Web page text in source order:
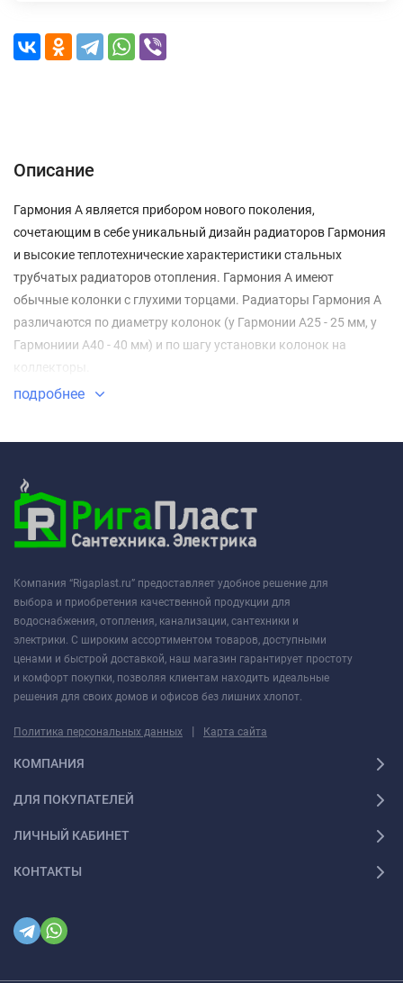
Описание
Гармония А является прибором нового поколения,
сочетающим в себе уникальный дизайн радиаторов Гармония
и высокие теплотехнические характеристики стальных
трубчатых радиаторов отопления. Гармония А имеют
обычные колонки с глухими торцами. Радиаторы Гармония А
различаются по диаметру колонок (у Гармонии А25 - 25 мм, у
Гармониии А40 - 40 мм) и по шагу установки колонок на
коллекторы.
подробнее
Компания “Rigaplast.ru” предоставляет удобное решение для
выбора и приобретения качественной продукции для
водоснабжения, отопления, канализации, сантехники и
электрики. С широким ассортиментом товаров, доступными
ценами и быстрой доставкой, наш магазин гарантирует простоту
и комфорт покупки, позволяя клиентам находить идеальные
решения для своих домов и офисов без лишних хлопот.
Политика персональных данных | Карта сайта
КОМПАНИЯ
ДЛЯ ПОКУПАТЕЛЕЙ
ЛИЧНЫЙ КАБИНЕТ
КОНТАКТЫ